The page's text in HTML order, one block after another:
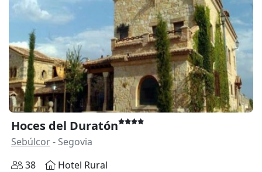
Hoces del Duratón
Sebúlcor- Segovia
38
Hotel Rural